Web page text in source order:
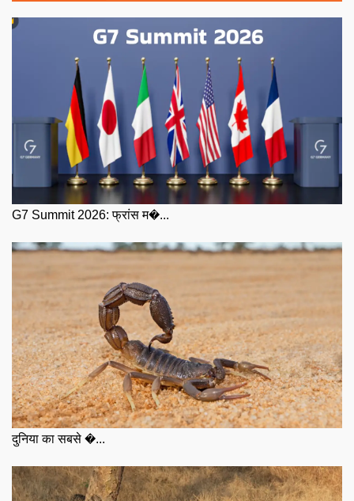
G7 Summit 2026: फ्रांस म�...
दुनिया का सबसे �...